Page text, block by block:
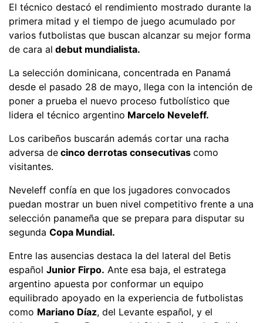
El técnico destacó el rendimiento mostrado durante la
primera mitad y el tiempo de juego acumulado por
varios futbolistas que buscan alcanzar su mejor forma
de cara al debut mundialista.
La selección dominicana, concentrada en Panamá
desde el pasado 28 de mayo, llega con la intención de
poner a prueba el nuevo proceso futbolístico que
lidera el técnico argentino Marcelo Neveleff.
Los caribeños buscarán además cortar una racha
adversa de cinco derrotas consecutivas como
visitantes.
Neveleff confía en que los jugadores convocados
puedan mostrar un buen nivel competitivo frente a una
selección panameña que se prepara para disputar su
segunda Copa Mundial.
Entre las ausencias destaca la del lateral del Betis
español Junior Firpo. Ante esa baja, el estratega
argentino apuesta por conformar un equipo
equilibrado apoyado en la experiencia de futbolistas
como Mariano Díaz, del Levante español, y el